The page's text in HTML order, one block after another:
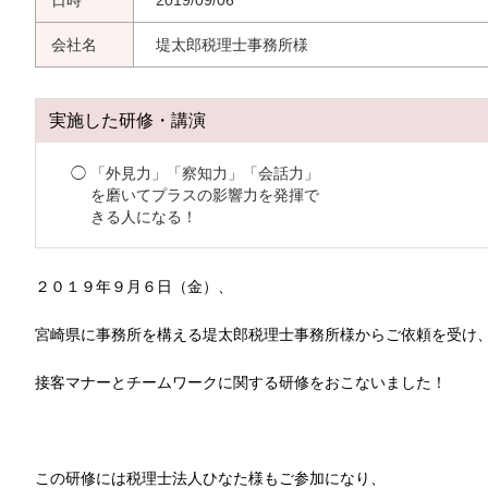
会社名 堤太郎税理士事務所様
実施した研修・講演
「外見力」「察知力」「会話力」
を磨いてプラスの影響力を発揮で
きる人になる！
２０１９年９月６日（金）、
宮崎県に事務所を構える堤太郎税理士事務所様からご依頼を受け
接客マナーとチームワークに関する研修をおこないました！
この研修には税理士法人ひなた様もご参加になり、